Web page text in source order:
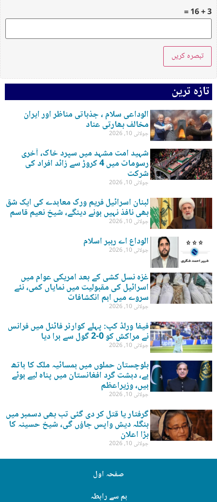
3 + 16 =
تازہ ترین
الوداعی سلام ، جذباتی مناظر اور ایران
مخالف بھارتی عناد
جولائی 10, 2026
شہید امت مشہد میں سپرد خاک، آخری
رسومات میں 4 کروڑ سے زائد افراد کی
شرکت
جولائی 10, 2026
لبنان اسرائیل فریم ورک معاہدے کی ایک شق
بھی نافذ نہیں ہونے دینگے، شیخ نعیم قاسم
جولائی 10, 2026
الوداع اے رہبر اسلام
جولائی 10, 2026
غزہ نسل کشی کے بعد امریکی عوام میں
اسرائیل کی مقبولیت میں نمایاں کمی، نئے
سروے میں اہم انکشافات
جولائی 10, 2026
فیفا ورلڈ کپ: پہلے کوارٹر فائنل میں فرانس
نے مراکش کو 0-2 گول سے ہرا دیا
جولائی 10, 2026
بلوچستان حملوں میں ہمسائیہ ملک کا ہاتھ
ہے، دہشت گرد افغانستان میں پناہ لیے ہوئے
ہیں، وزیراعظم
جولائی 10, 2026
گرفتار یا قتل کر دی گئی تب بھی دسمبر میں
بنگلہ دیش واپس جاؤں گی، شیخ حسینہ کا
بڑا اعلان
جولائی 10, 2026
صفحہ اول
ہم سے رابطہ